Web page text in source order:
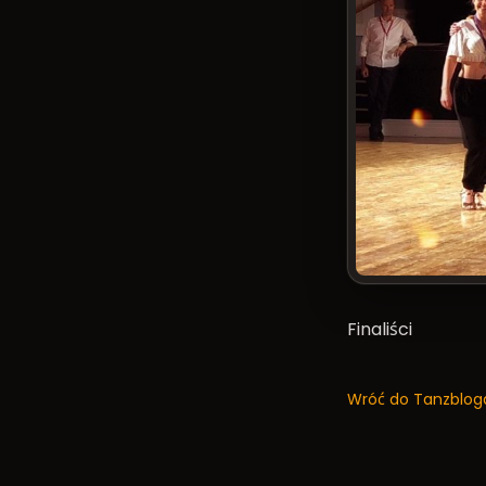
Finaliści
Wróć do